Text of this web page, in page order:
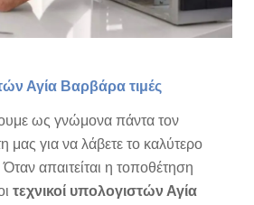
Αγία Βαρβάρα τιμές
ως γνώμονα πάντα τον
μας για να λάβετε το καλύτερο
απαιτείται η τοποθέτηση
τεχνικοί υπολογιστών Αγία